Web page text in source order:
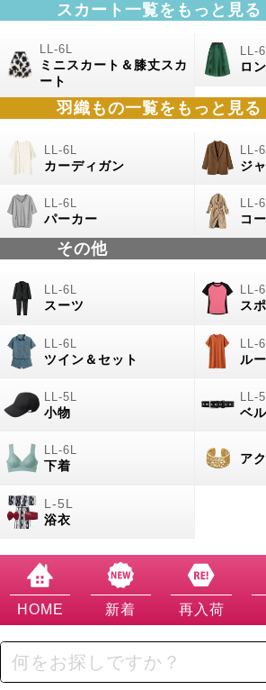
スカート一覧をもっと見る
ミニスカート＆膝丈スカ
ート
ロ
羽織もの一覧をもっと見る
カーディガン ジ
パーカー コ
その他
スーツ ス
ツイン＆セット ル
小物 ベ
下着
ア
浴衣
HOME 新着 再入荷